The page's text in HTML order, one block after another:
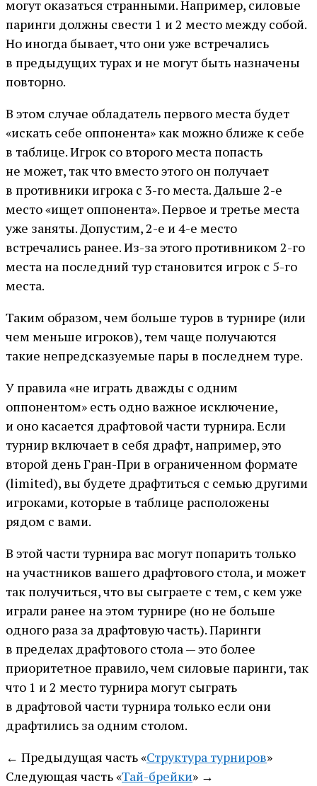
могут оказаться странными. Например, силовые
паринги должны свести 1 и 2 место между собой.
Но иногда бывает, что они уже встречались
в предыдущих турах и не могут быть назначены
повторно.
В этом случае обладатель первого места будет
«искать себе оппонента» как можно ближе к себе
в таблице. Игрок со второго места попасть
не может, так что вместо этого он получает
в противники игрока с 3-го места. Дальше 2-е
место «ищет оппонента». Первое и третье места
уже заняты. Допустим, 2-е и 4-е место
встречались ранее. Из-за этого противником 2-го
места на последний тур становится игрок с 5-го
места.
Таким образом, чем больше туров в турнире (или
чем меньше игроков), тем чаще получаются
такие непредсказуемые пары в последнем туре.
У правила «не играть дважды с одним
оппонентом» есть одно важное исключение,
и оно касается драфтовой части турнира. Если
турнир включает в себя драфт, например, это
второй день Гран-При в ограниченном формате
(limited), вы будете драфтиться с семью другими
игроками, которые в таблице расположены
рядом с вами.
В этой части турнира вас могут попарить только
на участников вашего драфтового стола, и может
так получиться, что вы сыграете с тем, с кем уже
играли ранее на этом турнире (но не больше
одного раза за драфтовую часть). Паринги
в пределах драфтового стола — это более
приоритетное правило, чем силовые паринги, так
что 1 и 2 место турнира могут сыграть
в драфтовой части турнира только если они
драфтились за одним столом.
← Предыдущая часть «Структура турниров»
Следующая часть «Тай-брейки» →